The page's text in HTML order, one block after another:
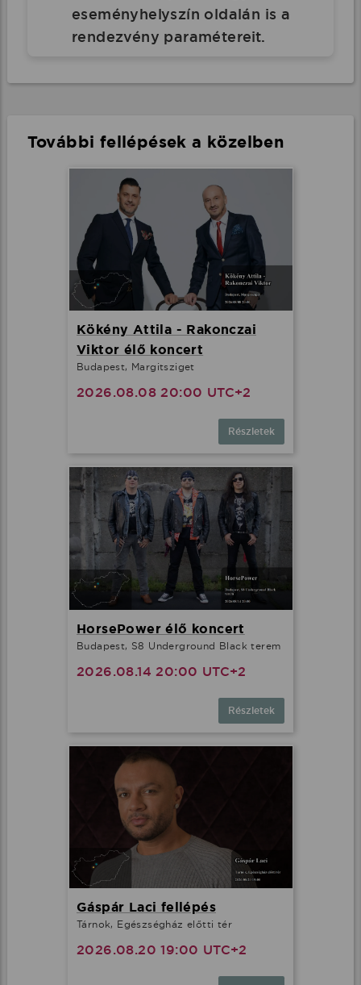
eseményhelyszín oldalán is a
rendezvény paramétereit.
További fellépések a közelben
Kökény Attila - Rakonczai
Viktor élő koncert
Budapest, Margitsziget
2026.08.08 20:00 UTC+2
Részletek
HorsePower élő koncert
Budapest, S8 Underground Black terem
2026.08.14 20:00 UTC+2
Részletek
Gáspár Laci fellépés
Tárnok, Egészségház előtti tér
2026.08.20 19:00 UTC+2